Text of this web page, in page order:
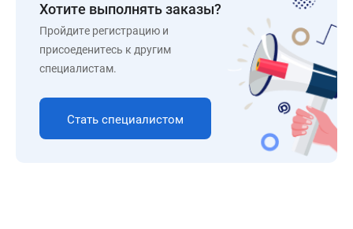
Хотите выполнять заказы?
Пройдите регистрацию и
присоеденитесь к другим
специалистам.
Стать специалистом